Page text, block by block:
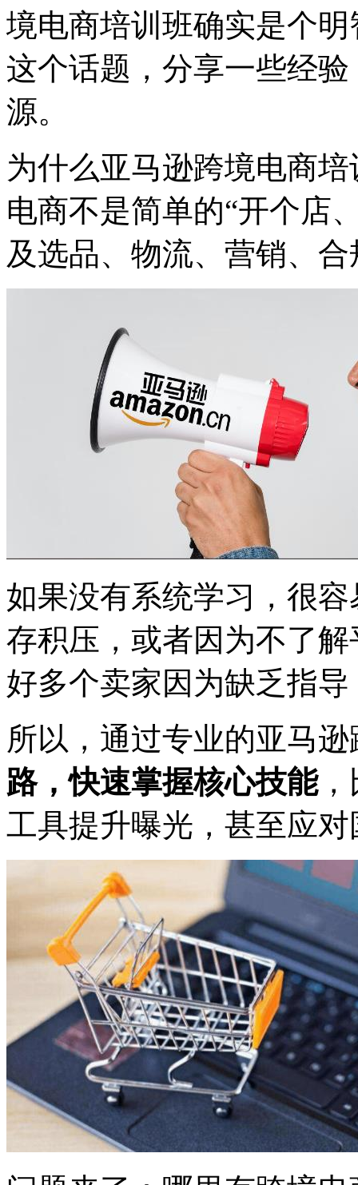
境电商培训班确实是个
这个话题，分享一些经
源。
为什么亚马逊跨境电商
电商不是简单的“开个店
及选品、物流、营销、
如果没有系统学习，很
存积压，或者因为不了
好多个卖家因为缺乏指
所以，通过专业的亚马
路，快速掌握核心技能，
工具提升曝光，甚至应